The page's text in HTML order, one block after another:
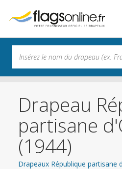
Drapeau
partisane
(1944)
Drapeaux République partisane